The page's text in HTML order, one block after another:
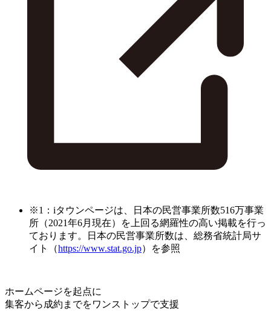
※1：iタウンページは、日本の民営事業所数516万事業
所（2021年6月現在）を上回る網羅性の高い掲載を行っ
ております。日本の民営事業所数は、総務省統計局サ
イト（https://www.stat.go.jp）を参照
ホームページを起点に
集客から成約までをワンストップで支援